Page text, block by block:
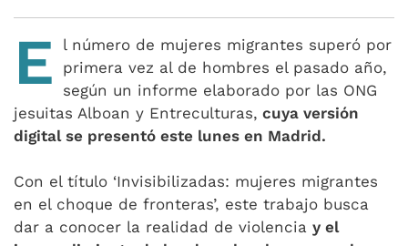
E
l número de mujeres migrantes superó por
primera vez al de hombres el pasado año,
según un informe elaborado por las ONG
jesuitas Alboan y Entreculturas, cuya versión
digital se presentó este lunes en Madrid.
Con el título ‘Invisibilizadas: mujeres migrantes
en el choque de fronteras’, este trabajo busca
dar a conocer la realidad de violencia y el